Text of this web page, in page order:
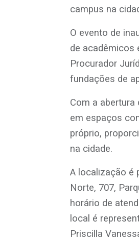
campus na
O evento de
de acadêmicos
Procurador
fundações de
Com a
em espaços
próprio,
na cidade.
A localização é
Norte, 707,
horário de
local é
Priscilla